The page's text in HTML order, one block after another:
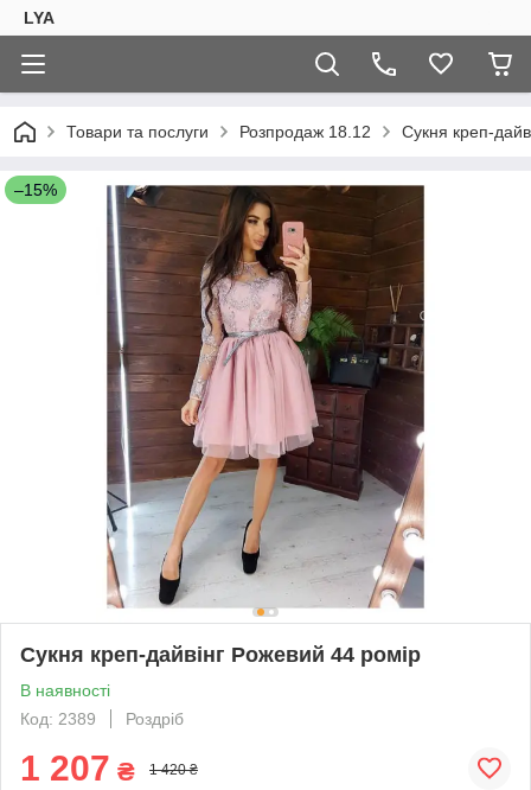
LYA
Товари та послуги Розпродаж 18.12 Сукня креп-
–15%
Сукня креп-дайвінг Рожевий 44 ромір
В наявності
Код: 2389
Роздріб
1 207 ₴ 1 420 ₴